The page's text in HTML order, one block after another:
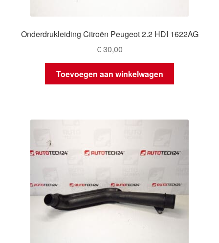
Onderdrukleiding Citroën Peugeot 2.2 HDI 1622AG
€30,00
Toevoegen aan winkelwagen